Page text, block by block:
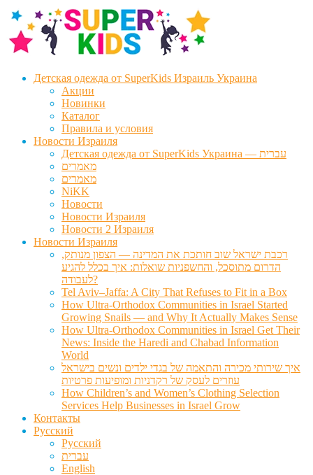
Перейти
навигации
Перейти
содержимому
Детская одежда от SuperKids Израиль Украина
Акции
Новинки
Каталог
Правила и условия
Новости Израиля
Детская одежда от SuperKids Украина — עברית
מאמרים
מאמרים
NiKK
Новости
Новости Израиля
Новости 2 Израиля
Новости Израиля
רכבת ישראל שוב חותכת את המדינה — הצפון מנותק,
הדרום מתוסכל, והחשפניות שואלות: איך בכלל להגיע
לעבודה?
Tel Aviv–Jaffa: A City That Refuses to Fit in a Box
How Ultra-Orthodox Communities in Israel Started
Growing Snails — and Why It Actually Makes Sense
How Ultra-Orthodox Communities in Israel Get Their
News: Inside the Haredi and Chabad Information
World
איך שירותי מכירה והתאמה של בגדי ילדים ונשים בישראל
עוזרים לעסק של רקדניות ומופיעות פרטיות
How Children’s and Women’s Clothing Selection
Services Help Businesses in Israel Grow
Контакты
Русский
Русский
עברית
English